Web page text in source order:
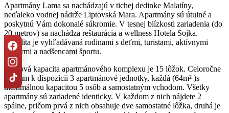
Apartmány Lama sa nachádzajú v tichej dedinke Malatíny,
neďaleko vodnej nádrže Liptovská Mara. Apartmány sú útulné a
poskytnú Vám dokonalé súkromie. V tesnej blízkosti zariadenia (do
20 metrov) sa nachádza reštaurácia a wellness Hotela Sojka.
Lokalita je vyhľadávaná rodinami s deťmi, turistami, aktívnymi
seniormi a nadšencami športu.
Celková kapacita apartmánového komplexu je 15 lôžok. Celoročne
sú Vám k dispozícii 3 apartmánové jednotky, každá (64m² )s
maximálnou kapacitou 5 osôb a samostatným vchodom. Všetky
apartmány sú zariadené identicky. V každom z nich nájdete 2
spálne, pričom prvá z nich obsahuje dve samostatné lôžka, druhá je